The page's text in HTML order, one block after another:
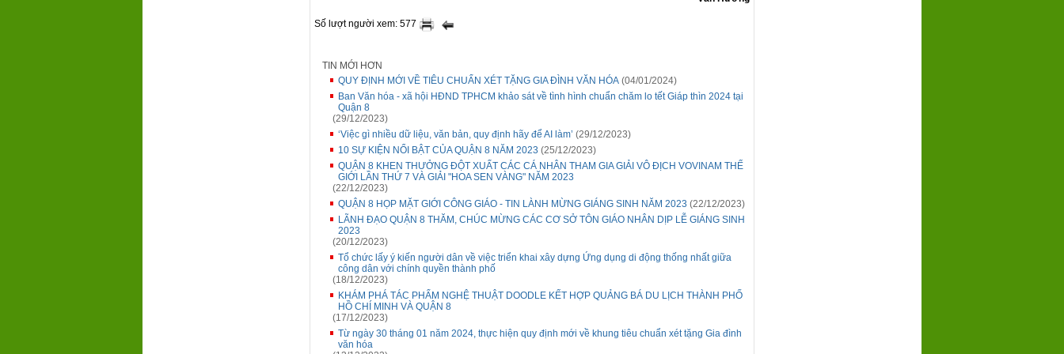
Số lượt người xem: 577
TIN MỚI HƠN
QUY ĐỊNH MỚI VỀ TIÊU CHUẨN XÉT TẶNG GIA ĐÌNH VĂN HÓA (04/01/2024)
Ban Văn hóa - xã hội HĐND TPHCM khảo sát về tình hình chuẩn chăm lo tết Giáp thìn 2024 tại
Quận 8
(29/12/2023)
‘Việc gì nhiều dữ liệu, văn bản, quy định hãy để AI làm’ (29/12/2023)
10 SỰ KIỆN NỔI BẬT CỦA QUẬN 8 NĂM 2023 (25/12/2023)
QUẬN 8 KHEN THƯỞNG ĐỘT XUẤT CÁC CÁ NHÂN THAM GIA GIẢI VÔ ĐỊCH VOVINAM THẾ
GIỚI LẦN THỨ 7 VÀ GIẢI "HOA SEN VÀNG" NĂM 2023
(22/12/2023)
QUẬN 8 HỌP MẶT GIỚI CÔNG GIÁO - TIN LÀNH MỪNG GIÁNG SINH NĂM 2023 (22/12/2023)
LÃNH ĐẠO QUẬN 8 THĂM, CHÚC MỪNG CÁC CƠ SỞ TÔN GIÁO NHÂN DỊP LỄ GIÁNG SINH
2023
(20/12/2023)
Tổ chức lấy ý kiến người dân về việc triển khai xây dựng Ứng dụng di động thống nhất giữa
công dân với chính quyền thành phố
(18/12/2023)
KHÁM PHÁ TÁC PHẨM NGHỆ THUẬT DOODLE KẾT HỢP QUẢNG BÁ DU LỊCH THÀNH PHỐ
HỒ CHÍ MINH VÀ QUẬN 8
(17/12/2023)
Từ ngày 30 tháng 01 năm 2024, thực hiện quy định mới về khung tiêu chuẩn xét tặng Gia đình
văn hóa